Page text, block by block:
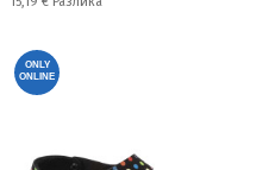
ONLY
ONLINE